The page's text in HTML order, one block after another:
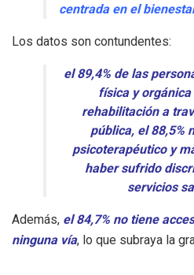
centrada en el
Los datos son contundentes:
el 89,4% de las
física y orgánica
rehabilitación a
pública, el 88,5%
psicoterapéutico y
haber sufrido
servicios
Además, el 84,7% no tiene
ninguna vía, lo que subraya la